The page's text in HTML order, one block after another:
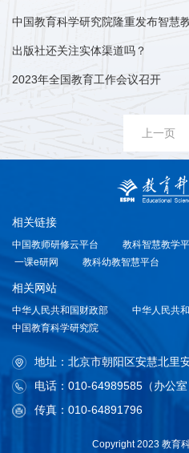
出版社还关注实体渠道吗？
2023年全国教育工作会议召开
上一页
相关链接
中国教师研修云平台 教科智慧教学
一课e研网
教科幼教智慧平台
相关网站
中华人民共和国财政部 中华人民共
中国教育科学研究院
地址：北京市朝阳区安慧北里
电话：010-64989585（办公
传真：010-64891796
Copyright 2023 教育